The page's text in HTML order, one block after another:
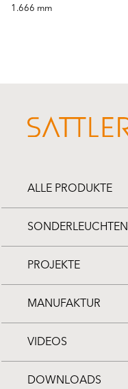
1.666 mm
ALLE PRODUKTE
SONDERLEUCHTEN
PROJEKTE
MANUFAKTUR
VIDEOS
DOWNLOADS